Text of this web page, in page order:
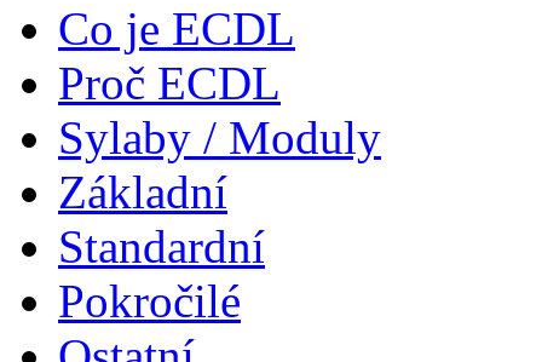
Co je ECDL
Proč ECDL
Sylaby / Moduly
Základní
Standardní
Pokročilé